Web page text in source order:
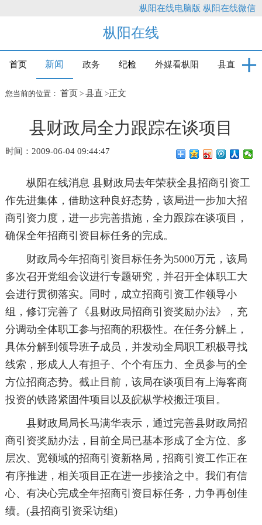
枞阳在线电脑版 枞阳在线微信
枞阳在线
首页 新闻 政务 纪检 外媒看枞阳 县直
您当前的位置： 首页 > 县直 >正文
县财政局全力跟踪在谈项目
时间：2009-06-04 09:44:47
枞阳在线消息 县财政局去年荣获全县招商引资工
作先进集体，借助这种良好态势，该局进一步加大招
商引资力度，进一步完善措施，全力跟踪在谈项目，
确保全年招商引资目标任务的完成。
财政局今年招商引资目标任务为5000万元，该局
多次召开党组会议进行专题研究，并召开全体职工大
会进行贯彻落实。同时，成立招商引资工作领导小
组，修订完善了《县财政局招商引资奖励办法》，充
分调动全体职工参与招商的积极性。在任务分解上，
具体分解到领导班子成员，并发动全局职工积极寻找
线索，形成人人有担子、个个有压力、全员参与的全
方位招商态势。截止目前，该局在谈项目有上海客商
投资的铁路紧固件项目以及皖枞学校搬迁项目。
县财政局局长马满华表示，通过完善县财政局招
商引资奖励办法，目前全局已基本形成了全方位、多
层次、宽领域的招商引资新格局，招商引资工作正在
有序推进，相关项目正在进一步接洽之中。我们有信
心、有决心完成全年招商引资目标任务，力争再创佳
绩。(县招商引资采访组)